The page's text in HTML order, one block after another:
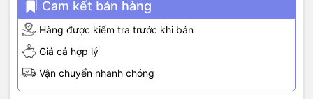
Cam kết bán hàng
Hàng được kiểm tra trước khi bán
Giá cả hợp lý
Vận chuyển nhanh chóng